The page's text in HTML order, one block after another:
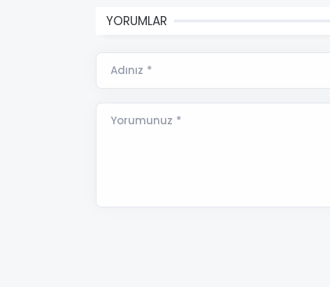
YORUMLAR
Adınız *
Yorumunuz *